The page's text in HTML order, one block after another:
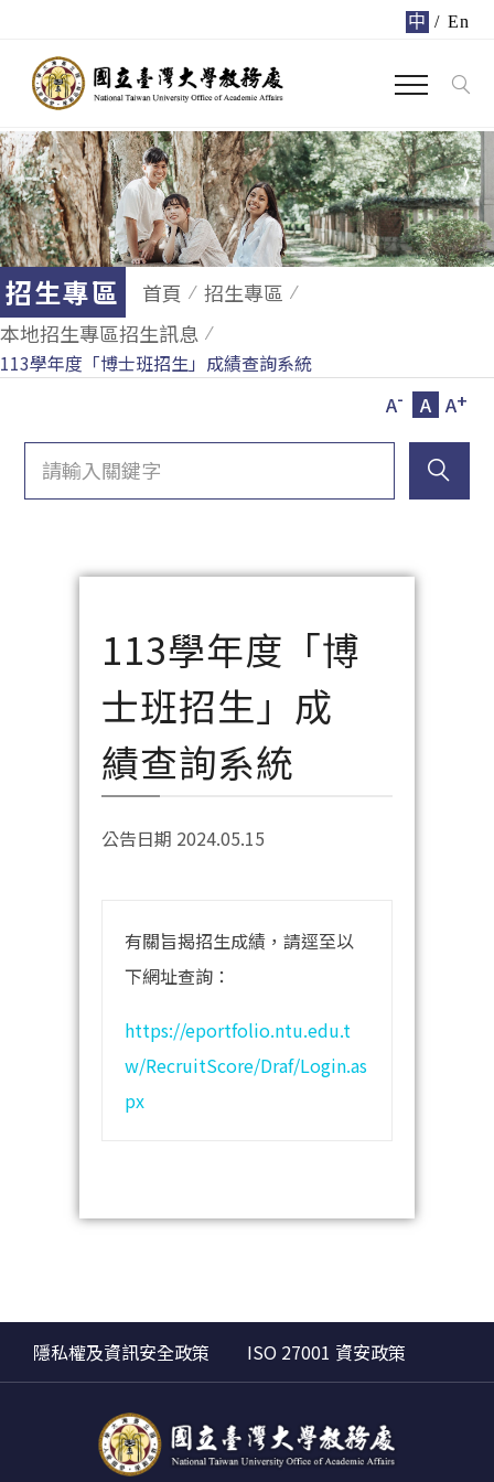
中 / En
招生專區 首頁
招生專區
本地招生專區招生訊息
113學年度「博士班招生」成績查詢系統
A- A A+
113學年度「博
士班招生」成
績查詢系統
公告日期 2024.05.15
有關旨揭招生成績，請逕至以
下網址查詢：
https://eportfolio.ntu.edu.t
w/RecruitScore/Draf/Login.as
px
隱私權及資訊安全政策 ISO 27001 資安政策